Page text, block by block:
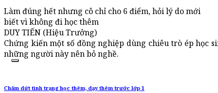
Làm đúng hết nhưng cô chỉ cho 6 điểm, hỏi lý do mới
biết vì không đi học thêm
DUY TIẾN (Hiệu Trưởng)
Chứng kiến một số đồng nghiệp dùng chiêu trò ép học
những người này nên bỏ nghề.
Chấm dứt tình trạng học thêm, dạy thêm trước lớp 1